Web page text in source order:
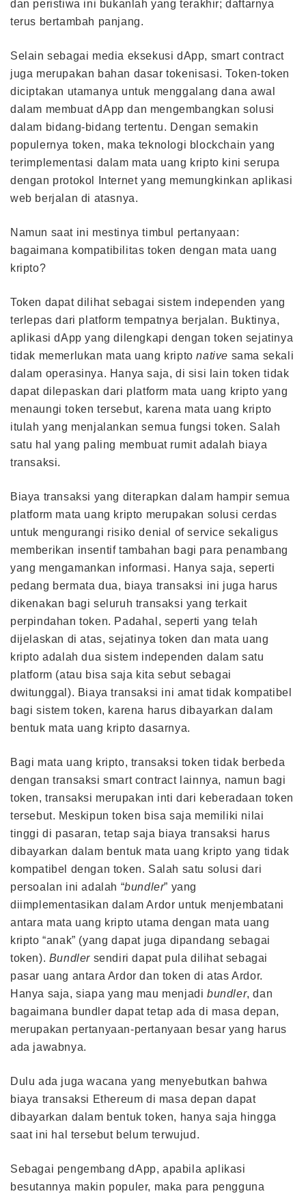
dan peristiwa ini bukanlah yang terakhir; daftarnya
terus bertambah panjang.
Selain sebagai media eksekusi dApp, smart contract
juga merupakan bahan dasar tokenisasi. Token-token
diciptakan utamanya untuk menggalang dana awal
dalam membuat dApp dan mengembangkan solusi
dalam bidang-bidang tertentu. Dengan semakin
populernya token, maka teknologi blockchain yang
terimplementasi dalam mata uang kripto kini serupa
dengan protokol Internet yang memungkinkan aplikasi
web berjalan di atasnya.
Namun saat ini mestinya timbul pertanyaan:
bagaimana kompatibilitas token dengan mata uang
kripto?
Token dapat dilihat sebagai sistem independen yang
terlepas dari platform tempatnya berjalan. Buktinya,
aplikasi dApp yang dilengkapi dengan token sejatinya
tidak memerlukan mata uang kriptonative sama sekali
dalam operasinya. Hanya saja, di sisi lain token tidak
dapat dilepaskan dari platform mata uang kripto yang
menaungi token tersebut, karena mata uang kripto
itulah yang menjalankan semua fungsi token. Salah
satu hal yang paling membuat rumit adalah biaya
transaksi.
Biaya transaksi yang diterapkan dalam hampir semua
platform mata uang kripto merupakan solusi cerdas
untuk mengurangi risiko denial of service sekaligus
memberikan insentif tambahan bagi para penambang
yang mengamankan informasi. Hanya saja, seperti
pedang bermata dua, biaya transaksi ini juga harus
dikenakan bagi seluruh transaksi yang terkait
perpindahan token. Padahal, seperti yang telah
dijelaskan di atas, sejatinya token dan mata uang
kripto adalah dua sistem independen dalam satu
platform (atau bisa saja kita sebut sebagai
dwitunggal). Biaya transaksi ini amat tidak kompatibel
bagi sistem token, karena harus dibayarkan dalam
bentuk mata uang kripto dasarnya.
Bagi mata uang kripto, transaksi token tidak berbeda
dengan transaksi smart contract lainnya, namun bagi
token, transaksi merupakan inti dari keberadaan token
tersebut. Meskipun token bisa saja memiliki nilai
tinggi di pasaran, tetap saja biaya transaksi harus
dibayarkan dalam bentuk mata uang kripto yang tidak
kompatibel dengan token. Salah satu solusi dari
persoalan ini adalah “bundler” yang
diimplementasikan dalam Ardor untuk menjembatani
antara mata uang kripto utama dengan mata uang
kripto “anak” (yang dapat juga dipandang sebagai
token). Bundler sendiri dapat pula dilihat sebagai
pasar uang antara Ardor dan token di atas Ardor.
Hanya saja, siapa yang mau menjadibundler, dan
bagaimana bundler dapat tetap ada di masa depan,
merupakan pertanyaan-pertanyaan besar yang harus
ada jawabnya.
Dulu ada juga wacana yang menyebutkan bahwa
biaya transaksi Ethereum di masa depan dapat
dibayarkan dalam bentuk token, hanya saja hingga
saat ini hal tersebut belum terwujud.
Sebagai pengembang dApp, apabila aplikasi
besutannya makin populer, maka para pengguna